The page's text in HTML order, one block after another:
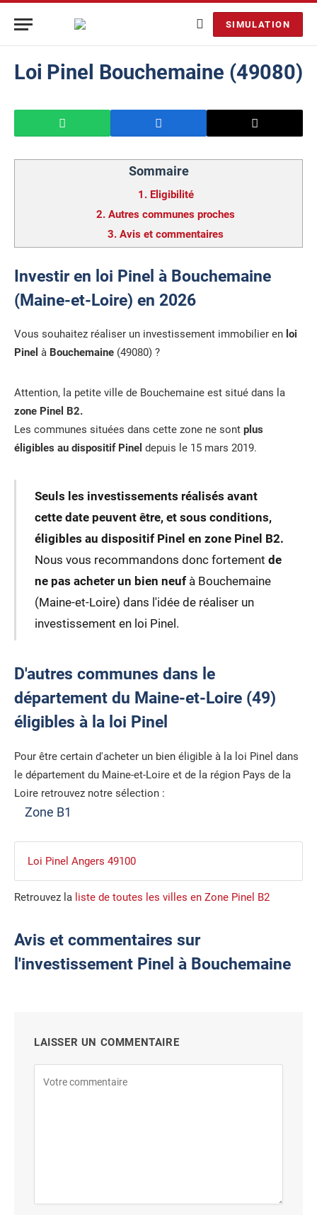
SIMULATION
Loi Pinel Bouchemaine (49080)
Sommaire
1. Eligibilité
2. Autres communes proches
3. Avis et commentaires
Investir en loi Pinel à Bouchemaine
(Maine-et-Loire) en 2026
Vous souhaitez réaliser un investissement immobilier en loi
Pinel à Bouchemaine (49080) ?
Attention, la petite ville de Bouchemaine est situé dans la
zone Pinel B2.
Les communes situées dans cette zone ne sont plus
éligibles au dispositif Pinel depuis le 15 mars 2019.
Seuls les investissements réalisés avant
cette date peuvent être, et sous conditions,
éligibles au dispositif Pinel en zone Pinel B2.
Nous vous recommandons donc fortement de
ne pas acheter un bien neufà Bouchemaine
(Maine-et-Loire) dans l'idée de réaliser un
investissement en loi Pinel.
D'autres communes dans le
département du Maine-et-Loire (49)
éligibles à la loi Pinel
Pour être certain d'acheter un bien éligible à la loi Pinel dans
le département du Maine-et-Loire et de la région Pays de la
Loire retrouvez notre sélection :
Zone B1
Loi Pinel Angers 49100
Retrouvez la liste de toutes les villes en Zone Pinel B2
Avis et commentaires sur
l'investissement Pinel à Bouchemaine
LAISSER UN COMMENTAIRE